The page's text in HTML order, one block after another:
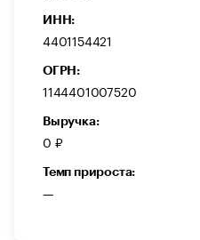
ИНН:
4401154421
ОГРН:
1144401007520
Выручка:
0 ₽
Темп прироста:
—